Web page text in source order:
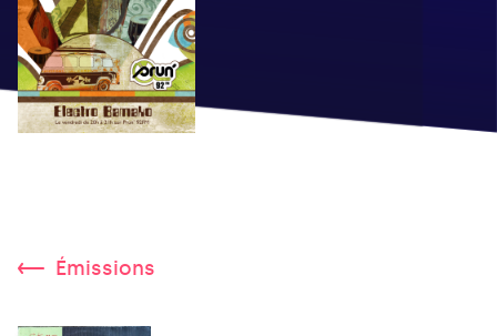
Émissions